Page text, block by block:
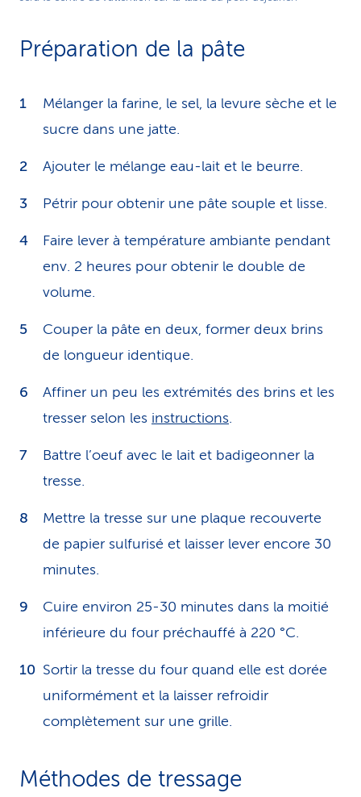
Préparation de la pâte
Mélanger la farine, le sel, la levure sèche et le
sucre dans une jatte.
Ajouter le mélange eau-lait et le beurre.
Pétrir pour obtenir une pâte souple et lisse.
Faire lever à température am­bi­an­te pendant
env. 2 heures pour obtenir le double de
volume.
Couper la pâte en deux, former deux brins
de longueur identique.
Affiner un peu les extrémités des brins et les
tresser selon les instructions.
Battre l’oeuf avec le lait et badigeonner la
tresse.
Mettre la tresse sur une plaque recouverte
de papier sulfurisé et laisser lever encore 30
minutes.
Cuire environ 25-30 minutes dans la moitié
inférieure du four préchauffé à 220 °C.
Sortir la tresse du four quand elle est dorée
uniformément et la laisser refroidir
complètement sur une grille.
Méthodes de tressage